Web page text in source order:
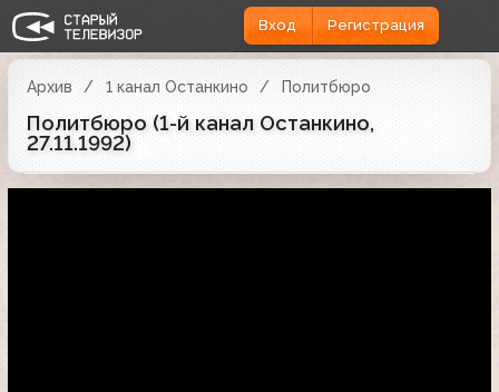
Вход Регистрация
Архив 1 канал Останкино Политбюро
Политбюро (1-й канал Останкино,
27.11.1992)